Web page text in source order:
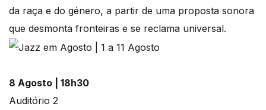
da raça e do género, a partir de uma proposta sonora
que desmonta fronteiras e se reclama universal.
8 Agosto | 18h30
Auditório 2